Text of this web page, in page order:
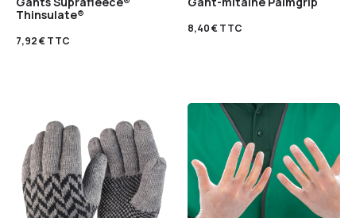
Thinsulate®
7,92€TTC
8,40€TTC